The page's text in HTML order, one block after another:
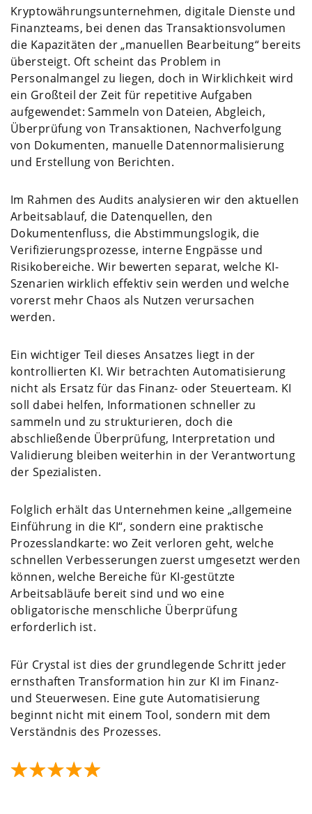
Kryptowährungsunternehmen, digitale Dienste und
Finanzteams, bei denen das Transaktionsvolumen
die Kapazitäten der „manuellen Bearbeitung“ bereits
übersteigt. Oft scheint das Problem in
Personalmangel zu liegen, doch in Wirklichkeit wird
ein Großteil der Zeit für repetitive Aufgaben
aufgewendet: Sammeln von Dateien, Abgleich,
Überprüfung von Transaktionen, Nachverfolgung
von Dokumenten, manuelle Datennormalisierung
und Erstellung von Berichten.
Im Rahmen des Audits analysieren wir den aktuellen
Arbeitsablauf, die Datenquellen, den
Dokumentenfluss, die Abstimmungslogik, die
Verifizierungsprozesse, interne Engpässe und
Risikobereiche. Wir bewerten separat, welche KI-
Szenarien wirklich effektiv sein werden und welche
vorerst mehr Chaos als Nutzen verursachen
werden.
Ein wichtiger Teil dieses Ansatzes liegt in der
kontrollierten KI. Wir betrachten Automatisierung
nicht als Ersatz für das Finanz- oder Steuerteam. KI
soll dabei helfen, Informationen schneller zu
sammeln und zu strukturieren, doch die
abschließende Überprüfung, Interpretation und
Validierung bleiben weiterhin in der Verantwortung
der Spezialisten.
Folglich erhält das Unternehmen keine „allgemeine
Einführung in die KI“, sondern eine praktische
Prozesslandkarte: wo Zeit verloren geht, welche
schnellen Verbesserungen zuerst umgesetzt werden
können, welche Bereiche für KI-gestützte
Arbeitsabläufe bereit sind und wo eine
obligatorische menschliche Überprüfung
erforderlich ist.
Für Crystal ist dies der grundlegende Schritt jeder
ernsthaften Transformation hin zur KI im Finanz-
und Steuerwesen. Eine gute Automatisierung
beginnt nicht mit einem Tool, sondern mit dem
Verständnis des Prozesses.